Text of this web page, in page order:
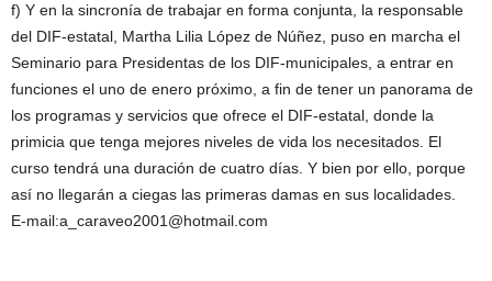
f) Y en la sincronía de trabajar en forma conjunta, la responsable
del DIF-estatal, Martha Lilia López de Núñez, puso en marcha el
Seminario para Presidentas de los DIF-municipales, a entrar en
funciones el uno de enero próximo, a fin de tener un panorama de
los programas y servicios que ofrece el DIF-estatal, donde la
primicia que tenga mejores niveles de vida los necesitados. El
curso tendrá una duración de cuatro días. Y bien por ello, porque
así no llegarán a ciegas las primeras damas en sus localidades.
E-mail:a_caraveo2001@hotmail.com